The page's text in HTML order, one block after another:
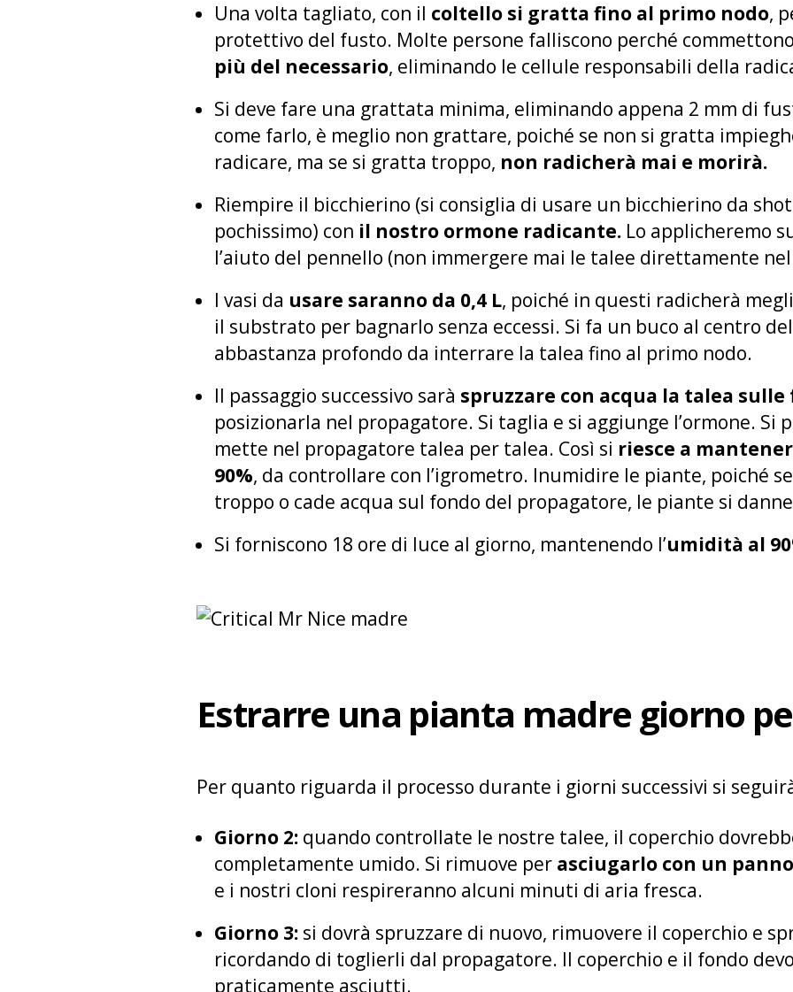
Una volta tagliato, con il coltello si gratta fino al primo nodo,
protettivo del fusto. Molte persone falliscono perché commettono
più del necessario, eliminando le cellule responsabili della
Si deve fare una grattata minima, eliminando appena 2 mm di
come farlo, è meglio non grattare, poiché se non si gratta
radicare, ma se si gratta troppo, non radicherà mai e morirà.
Riempire il bicchierino (si consiglia di usare un bicchierino da
pochissimo) con il nostro ormone radicante. Lo applicheremo
l’aiuto del pennello (non immergere mai le talee direttamente
I vasi da usare saranno da 0,4 L, poiché in questi radicherà
il substrato per bagnarlo senza eccessi. Si fa un buco al centro
abbastanza profondo da interrare la talea fino al primo nodo.
Il passaggio successivo sarà spruzzare con acqua la talea sulle
posizionarla nel propagatore. Si taglia e si aggiunge l’ormone. Si
mette nel propagatore talea per talea. Così si riesce a
90%, da controllare con l’igrometro. Inumidire le piante, poiché
troppo o cade acqua sul fondo del propagatore, le piante si
Si forniscono 18 ore di luce al giorno, mantenendo l’umidità al
Estrarre una pianta madre giorno
Per quanto riguarda il processo durante i giorni successivi si
Giorno 2: quando controllate le nostre talee, il coperchio
completamente umido. Si rimuove per asciugarlo con un
e i nostri cloni respireranno alcuni minuti di aria fresca.
Giorno 3: si dovrà spruzzare di nuovo, rimuovere il coperchio e
ricordando di toglierli dal propagatore. Il coperchio e il fondo
praticamente asciutti.